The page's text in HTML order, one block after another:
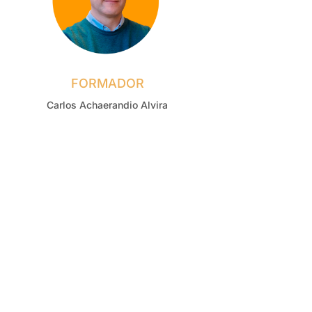
FORMADOR
Carlos Achaerandio Alvira